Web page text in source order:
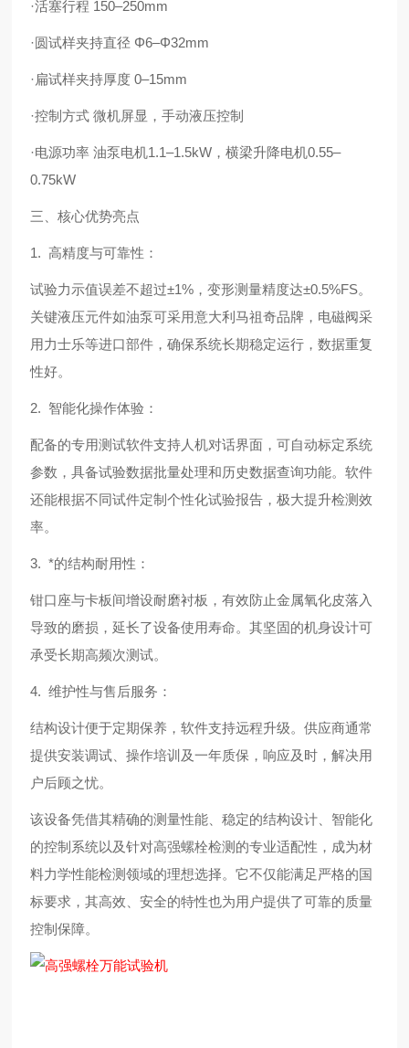
·活塞行程 150–250mm
·圆试样夹持直径 Φ6–Φ32mm
·扁试样夹持厚度 0–15mm
·控制方式 微机屏显，手动液压控制
·电源功率 油泵电机1.1–1.5kW，横梁升降电机0.55–
0.75kW
三、核心优势亮点
1. 高精度与可靠性：
试验力示值误差不超过±1%，变形测量精度达±0.5%FS。
关键液压元件如油泵可采用意大利马祖奇品牌，电磁阀采
用力士乐等进口部件，确保系统长期稳定运行，数据重复
性好。
2. 智能化操作体验：
配备的专用测试软件支持人机对话界面，可自动标定系统
参数，具备试验数据批量处理和历史数据查询功能。软件
还能根据不同试件定制个性化试验报告，极大提升检测效
率。
3. *的结构耐用性：
钳口座与卡板间增设耐磨衬板，有效防止金属氧化皮落入
导致的磨损，延长了设备使用寿命。其坚固的机身设计可
承受长期高频次测试。
4. 维护性与售后服务：
结构设计便于定期保养，软件支持远程升级。供应商通常
提供安装调试、操作培训及一年质保，响应及时，解决用
户后顾之忧。
该设备凭借其精确的测量性能、稳定的结构设计、智能化
的控制系统以及针对高强螺栓检测的专业适配性，成为材
料力学性能检测领域的理想选择。它不仅能满足严格的国
标要求，其高效、安全的特性也为用户提供了可靠的质量
控制保障。